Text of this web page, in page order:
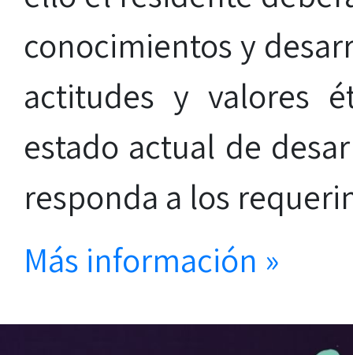
conocimientos y
actitudes y valores
estado actual de
responda a los
Más información »